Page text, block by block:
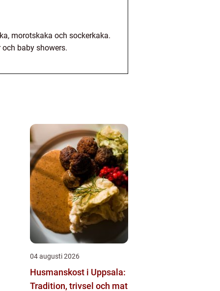
morotskaka och sockerkaka.
baby showers.
04 augusti 2026
Husmanskost i Uppsala:
Tradition, trivsel och mat